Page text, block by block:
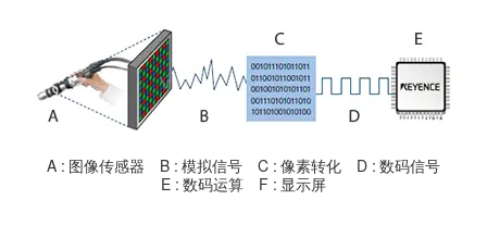
A 图像传感器 B 模拟信号 C 像素转化 D 数码信号
E 数码运算 F 显示屏